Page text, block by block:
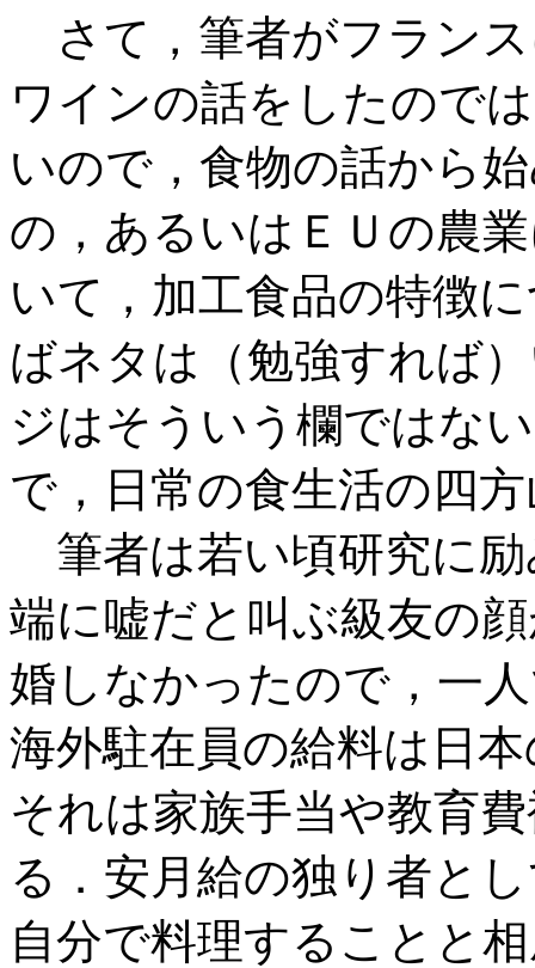
さて，筆者がフラン
ワインの話をしたので
いので，食物の話から
の，あるいはＥＵの農
いて，加工食品の特徴
ばネタは（勉強すれば
ジはそういう欄ではな
で，日常の食生活の四
筆者は若い頃研究に
端に嘘だと叫ぶ級友の
婚しなかったので，一
海外駐在員の給料は日
それは家族手当や教育
る．安月給の独り者と
自分で料理することと